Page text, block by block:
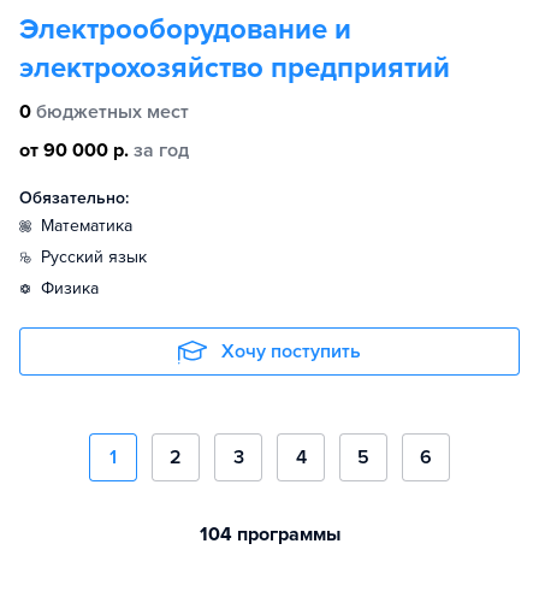
Электрооборудование и
электрохозяйство предприятий
0 бюджетных мест
от 90 000 р. за год
Обязательно:
математика
русский язык
физика
Хочу поступить
1 2 3 4 5 6
104 программы